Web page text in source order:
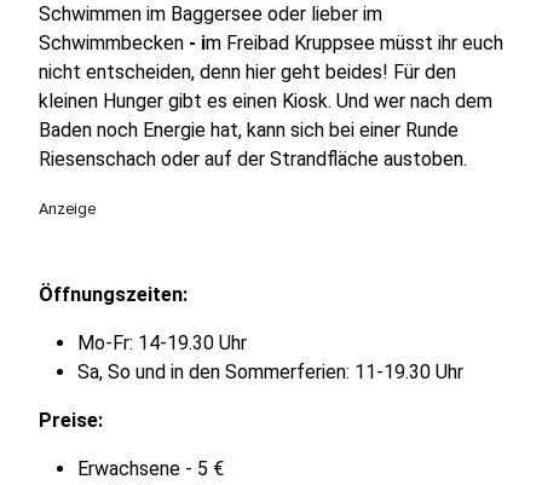
Schwimmen im Baggersee oder lieber im
Schwimmbecken - im Freibad Kruppsee müsst ihr euch
nicht entscheiden, denn hier geht beides! Für den
kleinen Hunger gibt es einen Kiosk. Und wer nach dem
Baden noch Energie hat, kann sich bei einer Runde
Riesenschach oder auf der Strandfläche austoben.
Anzeige
Öffnungszeiten:
Mo-Fr: 14-19.30 Uhr
Sa, So und in den Sommerferien: 11-19.30 Uhr
Preise:
Erwachsene - 5 €